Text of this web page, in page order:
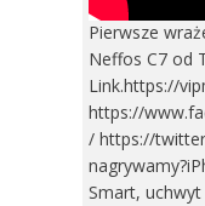
Pierwsze
Neffos C7 od
Link.https://
https://
/ https://
Smart,